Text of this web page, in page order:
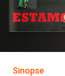
Sinopse